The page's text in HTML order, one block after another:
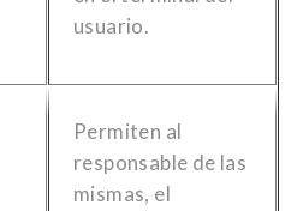
usuario.
Permiten al
responsable de las
mismas, el